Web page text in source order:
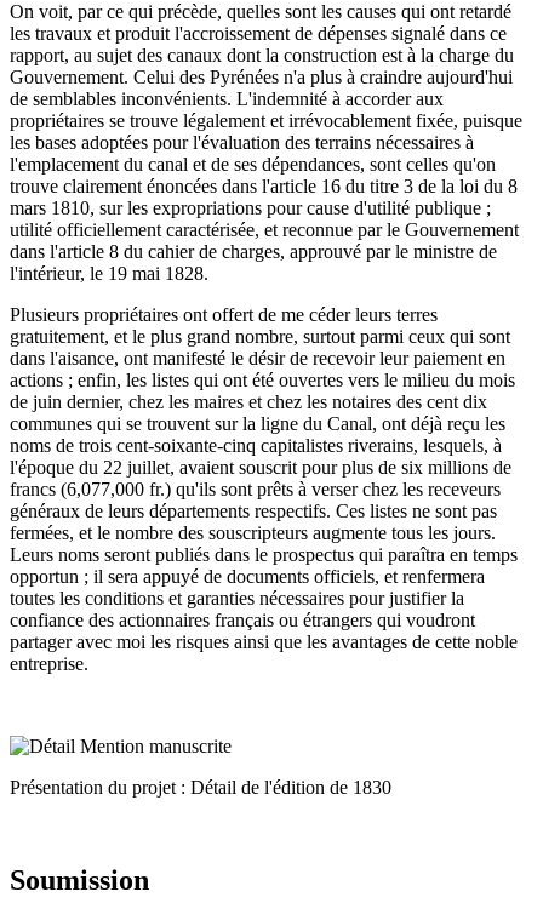
On voit, par ce qui précède, quelles sont les causes qui ont retardé
les travaux et produit l'accroissement de dépenses signalé dans ce
rapport, au sujet des canaux dont la construction est à la charge du
Gouvernement. Celui des Pyrénées n'a plus à craindre aujourd'hui
de semblables inconvénients. L'indemnité à accorder aux
propriétaires se trouve légalement et irrévocablement fixée, puisque
les bases adoptées pour l'évaluation des terrains nécessaires à
l'emplacement du canal et de ses dépendances, sont celles qu'on
trouve clairement énoncées dans l'article 16 du titre 3 de la loi du 8
mars 1810, sur les expropriations pour cause d'utilité publique ;
utilité officiellement caractérisée, et reconnue par le Gouvernement
dans l'article 8 du cahier de charges, approuvé par le ministre de
l'intérieur, le 19 mai 1828.
Plusieurs propriétaires ont offert de me céder leurs terres
gratuitement, et le plus grand nombre, surtout parmi ceux qui sont
dans l'aisance, ont manifesté le désir de recevoir leur paiement en
actions ; enfin, les listes qui ont été ouvertes vers le milieu du mois
de juin dernier, chez les maires et chez les notaires des cent dix
communes qui se trouvent sur la ligne du Canal, ont déjà reçu les
noms de trois cent-soixante-cinq capitalistes riverains, lesquels, à
l'époque du 22 juillet, avaient souscrit pour plus de six millions de
francs (6,077,000 fr.) qu'ils sont prêts à verser chez les receveurs
généraux de leurs départements respectifs. Ces listes ne sont pas
fermées, et le nombre des souscripteurs augmente tous les jours.
Leurs noms seront publiés dans le prospectus qui paraîtra en temps
opportun ; il sera appuyé de documents officiels, et renfermera
toutes les conditions et garanties nécessaires pour justifier la
confiance des actionnaires français ou étrangers qui voudront
partager avec moi les risques ainsi que les avantages de cette noble
entreprise.
Présentation du projet : Détail de l'édition de 1830
Soumission